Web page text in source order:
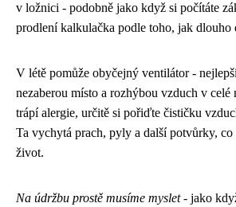
v ložnici - podobně jako když si počítáte
prodlení kalkulačka podle toho, jak dlouho
V létě pomůže obyčejný ventilátor -
nezaberou místo a rozhýbou vzduch v celé
trápí alergie, určitě si pořiďte čističku
Ta vychytá prach, pyly a další potvůrky,
život.
Na údržbu prostě musíme myslet- jako